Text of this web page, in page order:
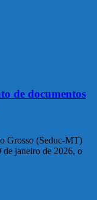
de documentos
Grosso (Seduc-MT)
de janeiro de 2026, o